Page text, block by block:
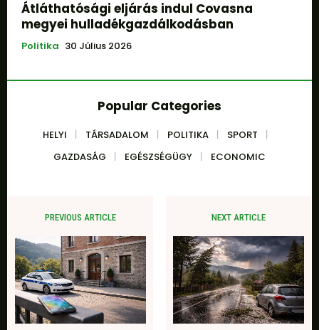
Átláthatósági eljárás indul Covasna
megyei hulladékgazdálkodásban
Politika 30 Július 2026
Popular Categories
HELYI TÁRSADALOM POLITIKA
SPORT
GAZDASÁG
EGÉSZSÉGÜGY ECONOMIC
PREVIOUS ARTICLE NEXT ARTICLE